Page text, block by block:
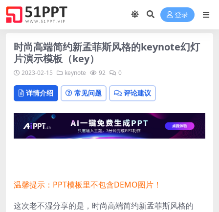
登录
时尚高端简约新孟菲斯风格的keynote幻灯
片演示模板（key）
2023-02-15 keynote 92 0
详情介绍 常见问题 评论建议
温馨提示：PPT模板里不包含DEMO图片！
这次老不湿分享的是，时尚高端简约新孟菲斯风格的